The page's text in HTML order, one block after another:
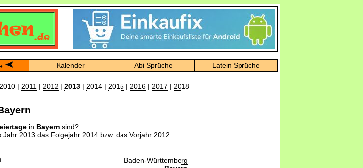
Kalender Abi Sprüche Latein Sprüche
2010 | 2011 | 2012 | 2013 | 2014 | 2015 | 2016 | 2017 | 2018
in Bayern sind?
Jahr 2013 das Folgejahr 2014 bzw. das Vorjahr 2012
Baden-Württemberg